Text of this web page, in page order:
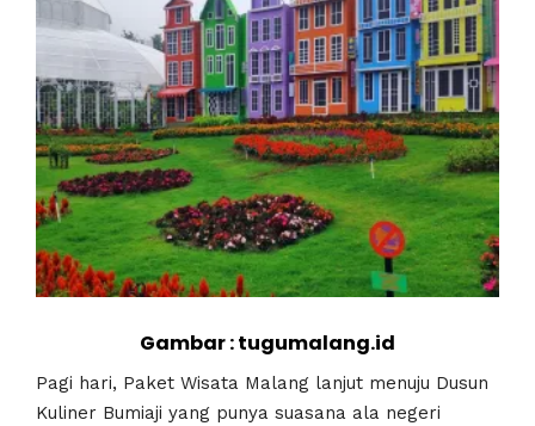
Gambar : tugumalang.id
Pagi hari, Paket Wisata Malang lanjut menuju Dusun
Kuliner Bumiaji yang punya suasana ala negeri